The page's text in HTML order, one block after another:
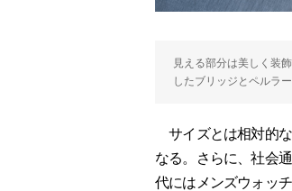
見える部分は美しく装
したブリッジとペルラ
サイズとは相対的
なる。さらに、社会
代にはメンズウォッ